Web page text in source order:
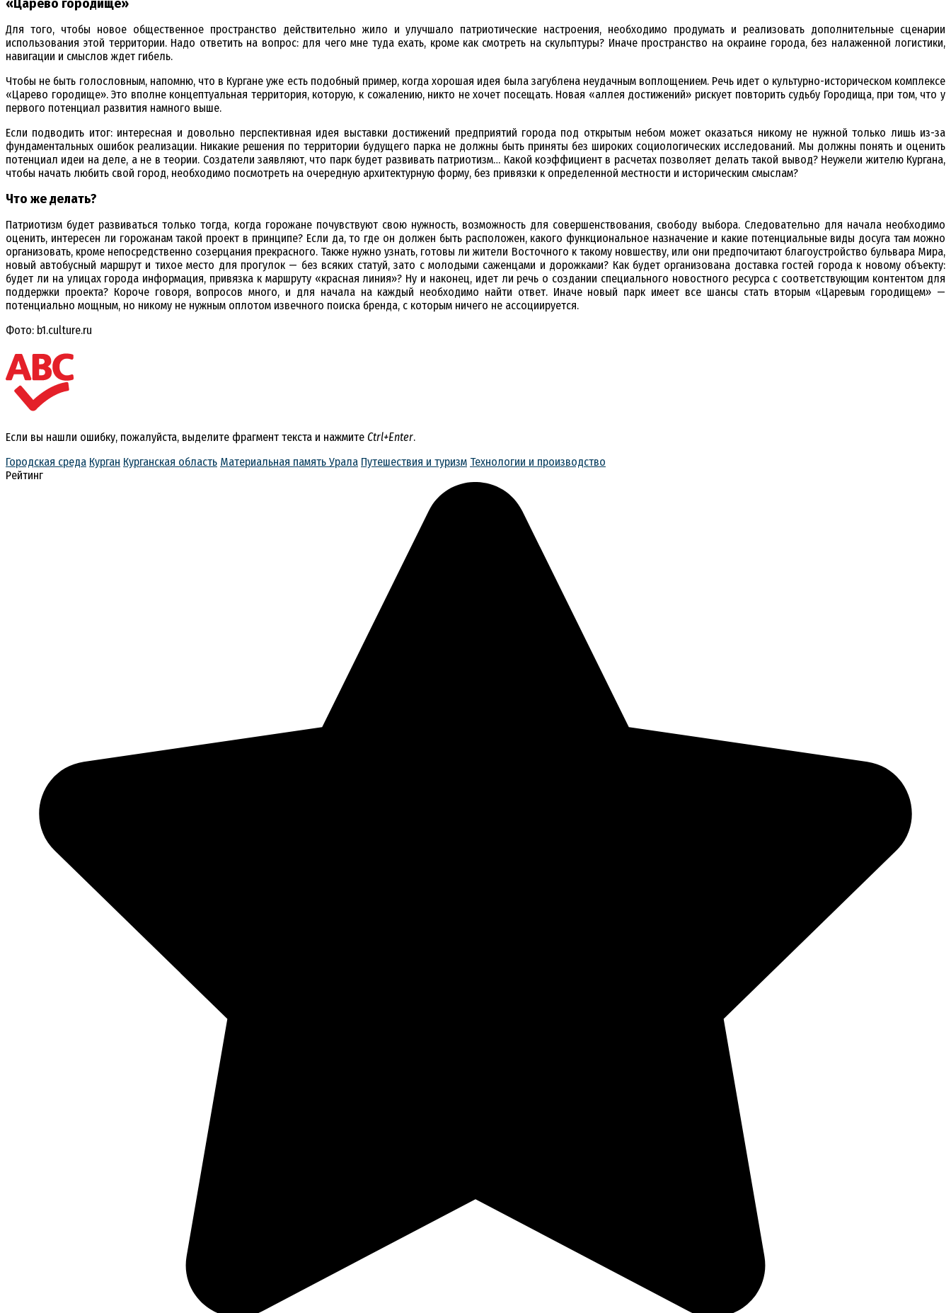
«Царево городище»
Для того, чтобы новое общественное пространство действительно жило и улучшало патриотические настроения, необходимо продумать и реализовать дополнительные сценарии
использования этой территории. Надо ответить на вопрос: для чего мне туда ехать, кроме как смотреть на скульптуры? Иначе пространство на окраине города, без налаженной логистики,
навигации и смыслов ждет гибель.
Чтобы не быть голословным, напомню, что в Кургане уже есть подобный пример, когда хорошая идея была загублена неудачным воплощением. Речь идет о культурно-историческом комплексе
«Царево городище». Это вполне концептуальная территория, которую, к сожалению, никто не хочет посещать. Новая «аллея достижений» рискует повторить судьбу Городища, при том, что у
первого потенциал развития намного выше.
Если подводить итог: интересная и довольно перспективная идея выставки достижений предприятий города под открытым небом может оказаться никому не нужной только лишь из-за
фундаментальных ошибок реализации. Никакие решения по территории будущего парка не должны быть приняты без широких социологических исследований. Мы должны понять и оценить
потенциал идеи на деле, а не в теории. Создатели заявляют, что парк будет развивать патриотизм… Какой коэффициент в расчетах позволяет делать такой вывод? Неужели жителю Кургана,
чтобы начать любить свой город, необходимо посмотреть на очередную архитектурную форму, без привязки к определенной местности и историческим смыслам?
Что же делать?
Патриотизм будет развиваться только тогда, когда горожане почувствуют свою нужность, возможность для совершенствования, свободу выбора. Следовательно для начала необходимо
оценить, интересен ли горожанам такой проект в принципе? Если да, то где он должен быть расположен, какого функциональное назначение и какие потенциальные виды досуга там можно
организовать, кроме непосредственно созерцания прекрасного. Также нужно узнать, готовы ли жители Восточного к такому новшеству, или они предпочитают благоустройство бульвара Мира,
новый автобусный маршрут и тихое место для прогулок — без всяких статуй, зато с молодыми саженцами и дорожками? Как будет организована доставка гостей города к новому объекту:
будет ли на улицах города информация, привязка к маршруту «красная линия»? Ну и наконец, идет ли речь о создании специального новостного ресурса с соответствующим контентом для
поддержки проекта? Короче говоря, вопросов много, и для начала на каждый необходимо найти ответ. Иначе новый парк имеет все шансы стать вторым «Царевым городищем» —
потенциально мощным, но никому не нужным оплотом извечного поиска бренда, с которым ничего не ассоциируется.
Фото: b1.culture.ru
Если вы нашли ошибку, пожалуйста, выделите фрагмент текста и нажмите Ctrl+Enter.
Городская среда Курган Курганская область Материальная память Урала Путешествия и туризм Технологии и производство
Рейтинг